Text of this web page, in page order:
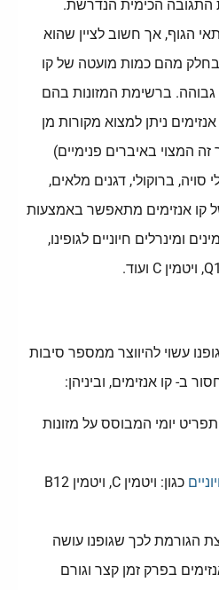
התגובה הכימית הנדרשת.
הגוף, אך חשוב לציין שהוא
מהם כמות מועטה של קו
ברשימת המזונות בהם
ניתן למצוא מקורות מן
זה המצוי באיברים פנימיים)
סויה, ברוקולי, דגנים מלאים,
של קו אנזימים מתאפשר באמצעות
ומינרלים חיוניים לגופינו,
עשוי להיווצר ממספר סיבות
ב- קו אנזימים, וביניהן:
יומי המבוסס על מזונות
כגון: ויטמין C, ויטמין B12
הגורמת לכך שגופנו עושה
בפרק זמן קצר וגורם